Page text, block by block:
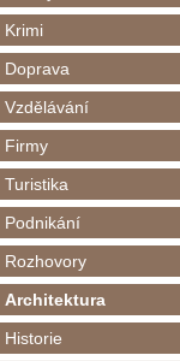
Krimi
Doprava
Vzdělávání
Firmy
Turistika
Podnikání
Rozhovory
Architektura
Historie